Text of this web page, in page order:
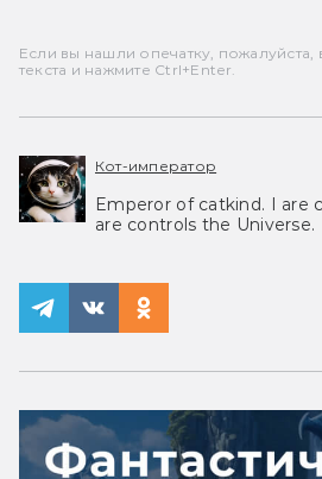
Если вы нашли опечатку, пожалуйста,
текста и нажмите Ctrl+Enter.
Кот-император
Emperor of catkind. I are
are controls the Universe.